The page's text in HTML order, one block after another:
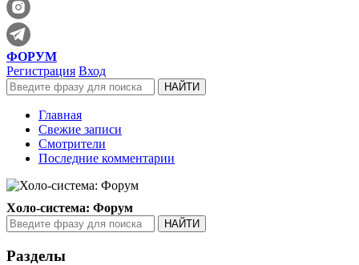
ФОРУМ
Регистрация Вход
Главная
Свежие записи
Смотрители
Последние комментарии
Холо-система: Форум
Разделы